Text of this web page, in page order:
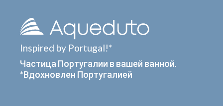
Inspired by Portugal!*
Частица Португалии в вашей ванной.
*Вдохновлен Португалией